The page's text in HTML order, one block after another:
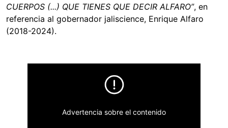
CUERPOS (...) QUE TIENES QUE DECIR ALFARO”, en
referencia al gobernador jaliscience, Enrique Alfaro
(2018-2024).
Advertencia sobre el contenido